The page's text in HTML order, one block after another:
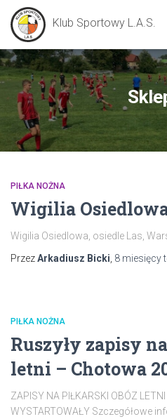
Klub Sportowy L.A.S.
PIŁKA NOŻNA
Wigilia
Wigilia Osiedlowa, osiedle Las,
PrzezArkadiusz Bicki 8 miesięcy
PIŁKA NOŻNA
Ruszyły zapisy
letni – Chotowa
ZAPISY NA PIŁKARSKI OBÓZ
WYSTARTOWAŁY Szczegółowe